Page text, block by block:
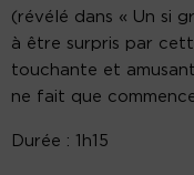
(révélé dans « Un si
à être surpris par
touchante et
ne fait que
Durée : 1h15